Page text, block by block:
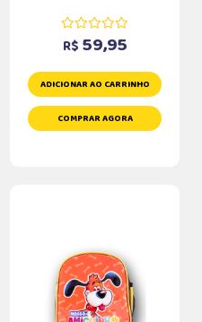
R$ 59,95
ADICIONAR AO CARRINHO
COMPRAR AGORA